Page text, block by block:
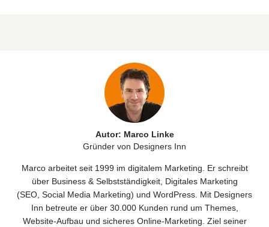
Autor: Marco Linke
Gründer von Designers Inn
Marco arbeitet seit 1999 im digitalem Marketing. Er schreibt
über Business & Selbstständigkeit, Digitales Marketing
(SEO, Social Media Marketing) und WordPress. Mit Designers
Inn betreute er über 30.000 Kunden rund um Themes,
Website‑Aufbau und sicheres Online‑Marketing. Ziel seiner